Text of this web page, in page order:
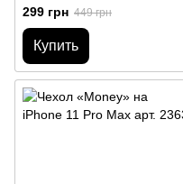
2292
299 грн 449 грн
Купить